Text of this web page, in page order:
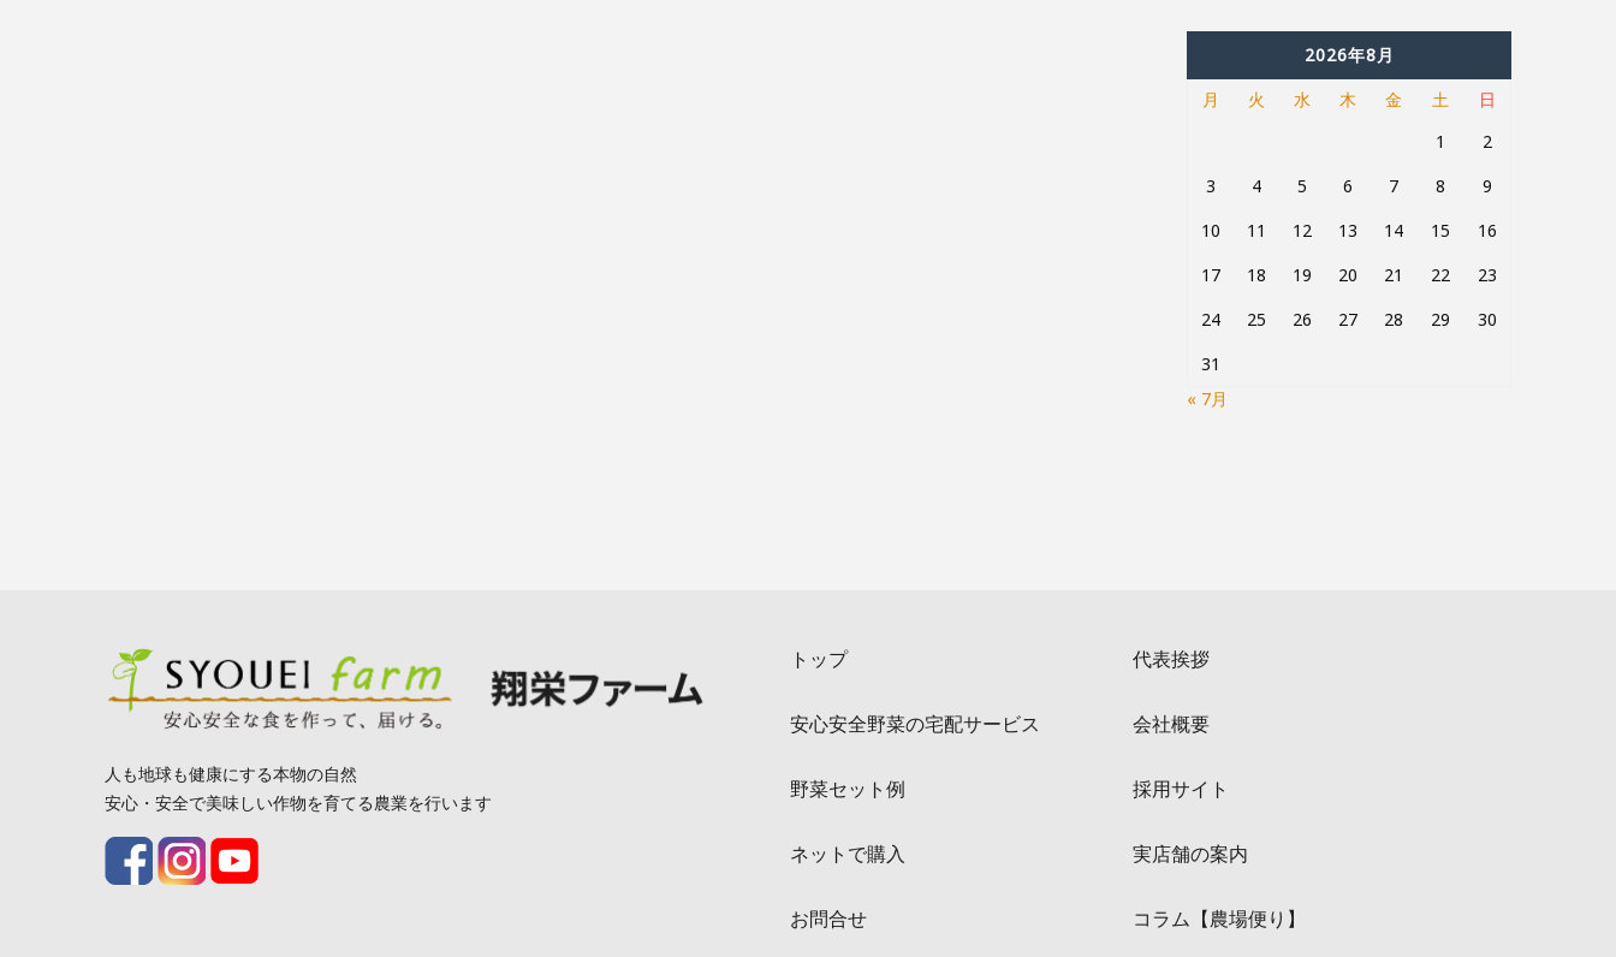
3
4 5 6 7 8
9
15
16
17
18 19 20 21 22
23
24
25 26 27 28 29
30
31
« 7月
人も地球も健康にする本物の自然
安心・安全で美味しい作物を育てる農業を行います
安心安全野菜の宅配サービス 会社概要
野菜セット例 採用サイト
ネットで購入 実店舗の案内
お問合せ コラム【農場便り】